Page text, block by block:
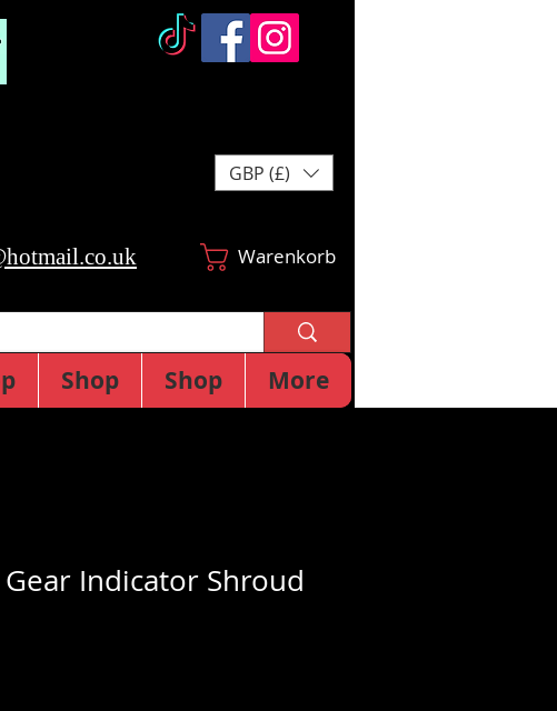
GBP (£)
Warenkorb
Shop Shop More
Indicator Shroud